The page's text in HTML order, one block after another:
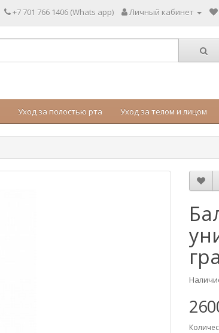
+7 701 766 1406 (Whats app) Личный кабинет
Уход за полостью рта Уход за телом и лицом